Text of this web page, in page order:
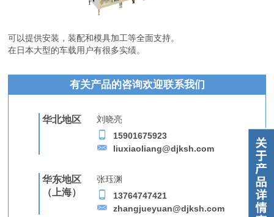
可以提供安装，装配和模具加工等全面支持。
在日本大型的车载用户有很多实绩。
有关产品的咨询欢迎联系我们
华北地区
刘晓亮
15901675923
liuxiaoliang@djksh.com
华东地区
（上海）
张珏渊
13764747421
zhangjueyuan@djksh.com